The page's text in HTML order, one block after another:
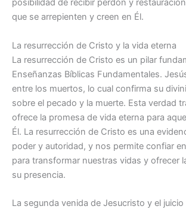
posibilidad de recibir perdón y
que se arrepienten y creen en Él.
La resurrección de Cristo y la vida eterna
La resurrección de Cristo es un pilar
Enseñanzas Bíblicas Fundamentales.
entre los muertos, lo cual confirma su
sobre el pecado y la muerte. Esta verdad
ofrece la promesa de vida eterna para
Él. La resurrección de Cristo es una
poder y autoridad, y nos permite confiar
para transformar nuestras vidas y ofrecer
su presencia.
La segunda venida de Jesucristo y el juicio